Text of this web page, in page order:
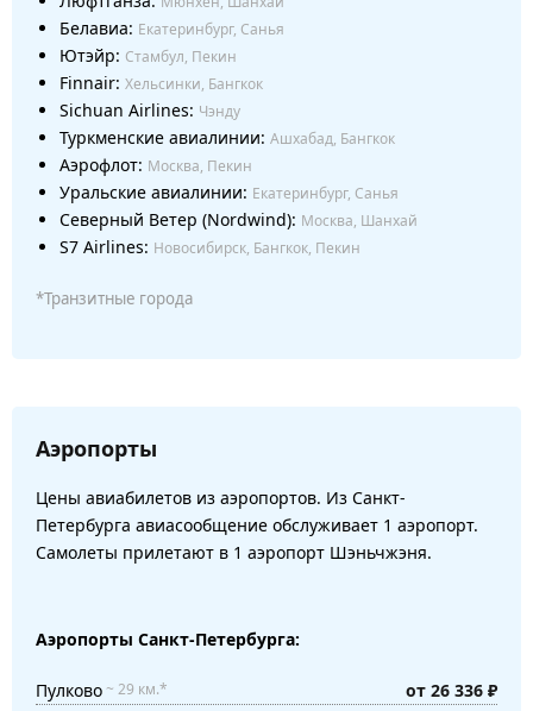
Белавиа: Екатеринбург, Санья
Ютэйр: Стамбул, Пекин
Finnair: Хельсинки, Бангкок
Sichuan Airlines: Чэнду
Туркменские авиалинии: Ашхабад, Бангкок
Аэрофлот: Москва, Пекин
Уральские авиалинии: Екатеринбург, Санья
Северный Ветер (Nordwind): Москва, Шанхай
S7 Airlines: Новосибирск, Бангкок, Пекин
*Транзитные города
Аэропорты
Цены авиабилетов из аэропортов. Из Санкт-
Петербурга авиасообщение обслуживает 1 аэропорт.
Самолеты прилетают в 1 аэропорт Шэньчжэня.
Аэропорты Санкт-Петербурга:
Пулково~ 29 км.* от 26 336 ₽